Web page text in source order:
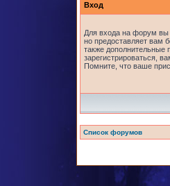
Вход
Для входа на форум вы
но предоставляет вам
также дополнительные
зарегистрироваться,
Помните, что ваше
Список форумов